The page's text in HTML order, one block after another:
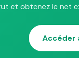
et obtenez le net
Accéder